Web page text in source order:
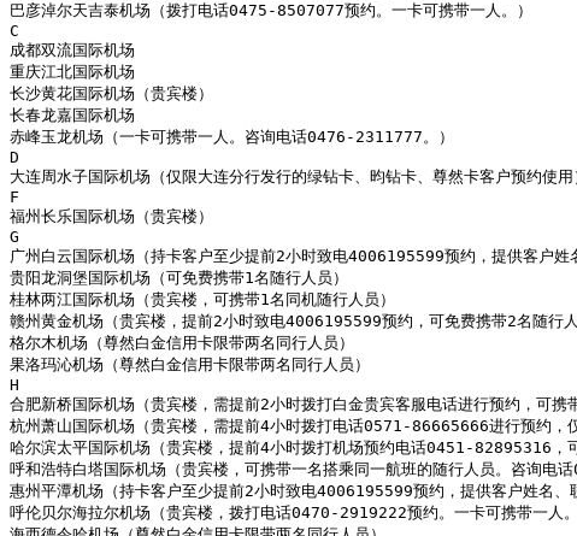
巴彦淖尔天吉泰机场（拨打电话0475-8507077预约。一卡可携带一人。）
C
成都双流国际机场
重庆江北国际机场
长沙黄花国际机场（贵宾楼）
长春龙嘉国际机场
赤峰玉龙机场（一卡可携带一人。咨询电话0476-2311777。）
D
大连周水子国际机场（仅限大连分行发行的绿钻卡、昀钻卡、尊然卡客户预约使用
F
福州长乐国际机场（贵宾楼）
G
广州白云国际机场（持卡客户至少提前2小时致电4006195599预约，提供客户姓
贵阳龙洞堡国际机场（可免费携带1名随行人员）
桂林两江国际机场（贵宾楼，可携带1名同机随行人员）
赣州黄金机场（贵宾楼，提前2小时致电4006195599预约，可免费携带2名随行人
格尔木机场（尊然白金信用卡限带两名同行人员）
果洛玛沁机场（尊然白金信用卡限带两名同行人员）
H
合肥新桥国际机场（贵宾楼，需提前2小时拨打白金贵宾客服电话进行预约，可携
杭州萧山国际机场（贵宾楼，需提前4小时拨打电话0571-86665666进行预约，
哈尔滨太平国际机场（贵宾楼，提前4小时拨打机场预约电话0451-82895316，
呼和浩特白塔国际机场（贵宾楼，可携带一名搭乘同一航班的随行人员。咨询电
惠州平潭机场（持卡客户至少提前2小时致电4006195599预约，提供客户姓名、
呼伦贝尔海拉尔机场（贵宾楼，拨打电话0470-2919222预约。一卡可携带一人。